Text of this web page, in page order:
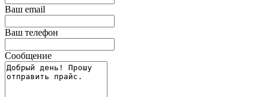
Ваш email
Ваш телефон
Сообщение